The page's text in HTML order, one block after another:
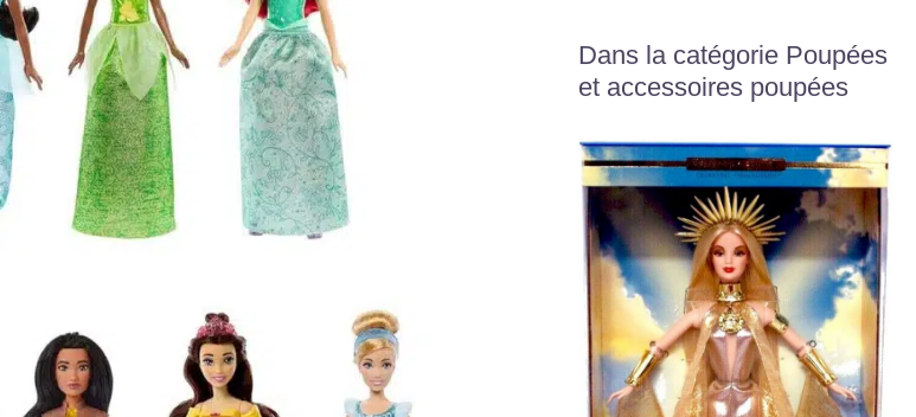
Dans la catégorie Poupées
et accessoires poupées